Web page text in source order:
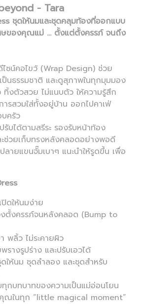
- Tara
ชุดให้นมและชุดคลุมท้องที่ออกแบบ
ษของคุณแม่ … ตั้งแต่ตั้งครรภ์ จนถึง
ซน์คอไขว้ (Wrap Design) ช่วย
ป็นธรรมชาติ และดูสุภาพในทุกมุมมอง
งตัวสวย ไม่แนบตัว ให้ความรู้สึก
ารสวมใส่ทั้งอยู่บ้าน ออกไปคาเฟ่
ครัว
รับได้ตามสรีระ รองรับหน้าท้อง
ะช่วยเก็บทรงหลังคลอดอย่างพอดี
ายแขนจั๊มเบาๆ แนะนำให้รูดขึ้น เพื่อ
ดให้นมง่าย
งตั้งครรภ์จนหลังคลอด (Bump to
พลิ้ว ไม่ระคายผิว
รางรูปร่าง และปรับเอวได้
ดให้นม ชุดลำลอง และชุดสำหรับ
กบทบาทของความเป็นแม่อ่อนโยน
ณในทุก “little magical moment”